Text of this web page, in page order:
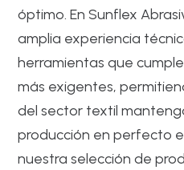
óptimo. En Sunflex
amplia experiencia
herramientas que
más exigentes,
del sector textil
producción en perfecto
nuestra selección de